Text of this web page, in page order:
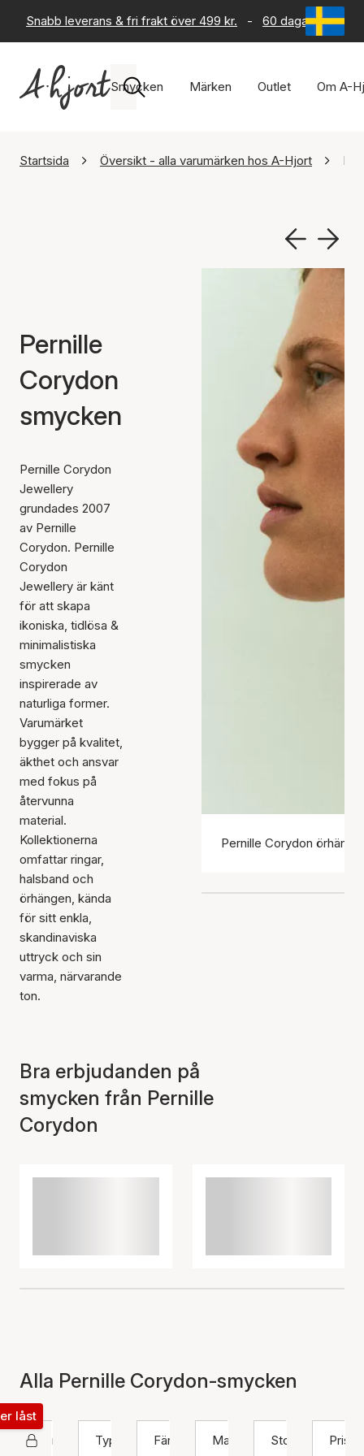
Snabb leverans & fri frakt över 499 kr. - 60 dagars
Smycken Märken Outlet Om A-
Startsida Översikt - alla varumärken hos A-Hjort
Pernille
Corydon
smycken
Pernille Corydon
Jewellery
grundades 2007
av Pernille
Corydon. Pernille
Corydon
Jewellery är känt
för att skapa
ikoniska, tidlösa &
minimalistiska
smycken
inspirerade av
naturliga former.
Varumärket
bygger på kvalitet,
äkthet och ansvar
med fokus på
återvunna
material.
Kollektionerna
omfattar ringar,
halsband och
örhängen, kända
för sitt enkla,
skandinaviska
uttryck och sin
varma, närvarande
ton.
Pernille Corydon
Bra erbjudanden på
smycken från Pernille
Corydon
Alla Pernille Corydon-smycken
Pernille Corydon
låst
Typ
Färg Material Storlek Pris